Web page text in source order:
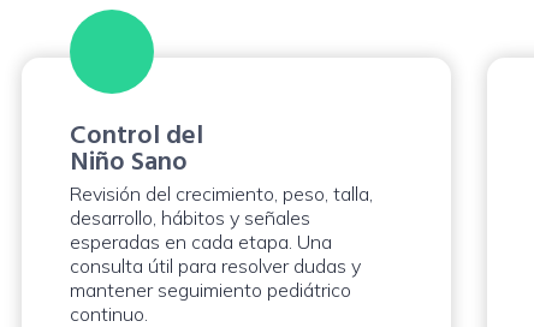
Control del
Niño Sano
Revisión del crecimiento, peso, talla,
desarrollo, hábitos y señales
esperadas en cada etapa. Una
consulta útil para resolver dudas y
mantener seguimiento pediátrico
continuo.